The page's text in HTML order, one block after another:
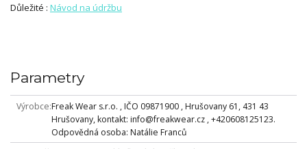
Důležité : Návod na údržbu
Parametry
Výrobce Freak Wear s.r.o. , IČO 09871900 , Hrušovany 61, 431 43
Hrušovany, kontakt: info@freakwear.cz , +420608125123.
Odpovědná osoba: Natálie Franců